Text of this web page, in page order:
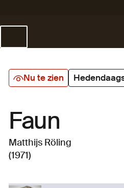
Nu te zien
Faun
Matthijs Röling
(1971)